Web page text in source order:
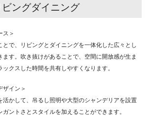
ングダイニング
ス＞
とで、リビングとダイニングを一体化した広々とし
す。吹き抜けがあることで、空間に開放感が生ま
クスした時間を共有しやすくなります。
ザイン＞
活かして、吊るし照明や大型のシャンデリアを設置
ントさとスタイルを加えることができます。